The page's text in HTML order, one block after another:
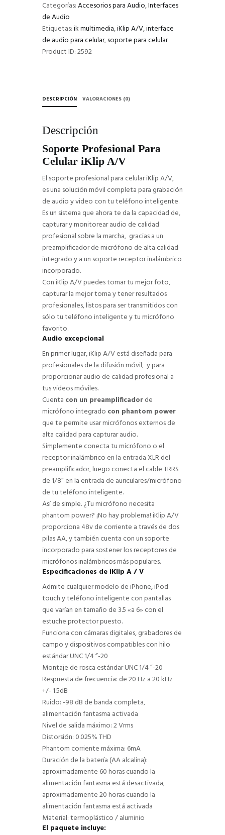
cantidad
Categorías:Accesorios para Audio,Interfaces
de Audio
Etiquetas:ik multimedia,iKlip A/V,interface
de audio para celular,soporte para celular
Product ID:2592
DESCRIPCIÓN VALORACIONES (0)
Descripción
Soporte Profesional Para
Celular iKlip A/V
El soporte profesional para celular iKlip A/V,
es una solución móvil completa para grabación
de audio y video con tu teléfono inteligente.
Es un sistema que ahora te da la capacidad de,
capturar y monitorear audio de calidad
profesional sobre la marcha, gracias a un
preamplificador de micrófono de alta calidad
integrado y a un soporte receptor inalámbrico
incorporado.
Con iKlip A/V puedes tomar tu mejor foto,
capturar la mejor toma y tener resultados
profesionales, listos para ser transmitidos con
sólo tu teléfono inteligente y tu micrófono
favorito.
Audio excepcional
En primer lugar, iKlip A/V está diseñada para
profesionales de la difusión móvil, y para
proporcionar audio de calidad profesional a
tus videos móviles.
Cuenta con un preamplificadorde
micrófono integrado con phantom power
que te permite usar micrófonos externos de
alta calidad para capturar audio.
Simplemente conecta tu micrófono o el
receptor inalámbrico en la entrada XLR del
preamplificador, luego conecta el cable TRRS
de 1/8” en la entrada de auriculares/micrófono
de tu teléfono inteligente.
Así de simple. ¿Tu micrófono necesita
phantom power? ¡No hay problema! iKlip A/V
proporciona 48v de corriente a través de dos
pilas AA, y también cuenta con un soporte
incorporado para sostener los receptores de
micrófonos inalámbricos más populares.
Especificaciones de iKlip A / V
Admite cualquier modelo de iPhone, iPod
touch y teléfono inteligente con pantallas
que varían en tamaño de 3.5 «a 6» con el
estuche protector puesto.
Funciona con cámaras digitales, grabadores de
campo y dispositivos compatibles con hilo
estándar UNC 1/4 ”-20
Montaje de rosca estándar UNC 1/4 ”-20
Respuesta de frecuencia: de 20 Hz a 20 kHz
+/- 1.5dB
Ruido: -98 dB de banda completa,
alimentación fantasma activada
Nivel de salida máximo: 2 Vrms
Distorsión: 0.025% THD
Phantom corriente máxima: 6mA
Duración de la batería (AA alcalina):
aproximadamente 60 horas cuando la
alimentación fantasma está desactivada,
aproximadamente 20 horas cuando la
alimentación fantasma está activada
Material: termoplástico / aluminio
El paquete incluye: